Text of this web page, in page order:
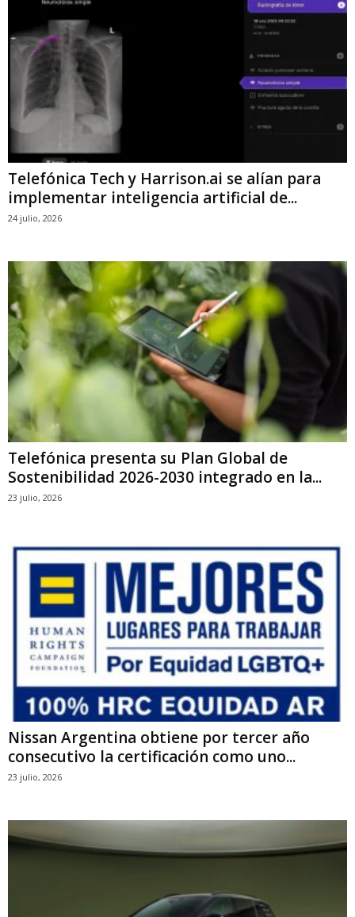
Telefónica Tech y Harrison.ai se alían para
implementar inteligencia artificial de...
24 julio, 2026
Telefónica presenta su Plan Global de
Sostenibilidad 2026-2030 integrado en la...
23 julio, 2026
Nissan Argentina obtiene por tercer año
consecutivo la certificación como uno...
23 julio, 2026